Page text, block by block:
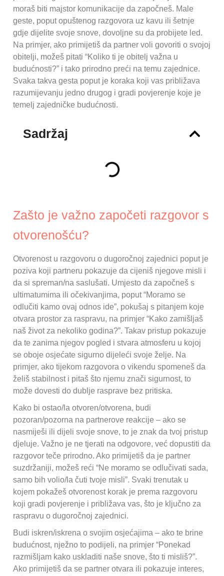
moraš biti majstor komunikacije da započneš. Male
geste, poput opuštenog razgovora uz kavu ili šetnje
gdje dijelite svoje snove, dovoljne su da probijete led.
Na primjer, ako primijetiš da partner voli govoriti o svojoj
obitelji, možeš pitati “Koliko ti je obitelj važna u
budućnosti?” i tako prirodno preći na temu zajednice.
Svaka takva gesta poput je koraka koji vas približava
razumijevanju jedno drugog i gradi povjerenje koje je
temelj zajedničke budućnosti.
Sadržaj
Zašto je važno započeti razgovor s
otvorenošću?
Otvorenost u razgovoru o dugoročnoj zajednici poput je
poziva koji partneru pokazuje da cijeniš njegove misli i
da si spreman/na saslušati. Umjesto da započneš s
ultimatumima ili očekivanjima, poput “Moramo se
odlučiti kamo ovaj odnos ide”, pokušaj s pitanjem koje
otvara prostor za raspravu, na primjer “Kako zamišljaš
naš život za nekoliko godina?”. Takav pristup pokazuje
da te zanima njegov pogled i stvara atmosferu u kojoj
se oboje osjećate sigurno dijeleći svoje želje. Na
primjer, ako tijekom razgovora o vikendu spomeneš da
želiš stabilnost i pitaš što njemu znači sigurnost, to
može dovesti do dublje rasprave bez pritiska.
Kako bi ostao/la otvoren/otvorena, budi
pozoran/pozorna na partnerove reakcije – ako se
nasmiješi ili dijeli svoje snove, to je znak da tvoj pristup
djeluje. Važno je ne tjerati na odgovore, već dopustiti da
razgovor teče prirodno. Ako primijetiš da je partner
suzdržaniji, možeš reći “Ne moramo se odlučivati sada,
samo bih volio/la čuti tvoje misli”. Svaki trenutak u
kojem pokažeš otvorenost korak je prema razgovoru
koji gradi povjerenje i približava vas, što je ključno za
raspravu o dugoročnoj zajednici.
Budi iskren/iskrena o svojim osjećajima – ako te brine
budućnost, nježno to podijeli, na primjer “Ponekad
razmišljam kako uskladiti naše snove, što ti misliš?”.
Ako primijetiš da se partner otvara ili pokazuje interes,